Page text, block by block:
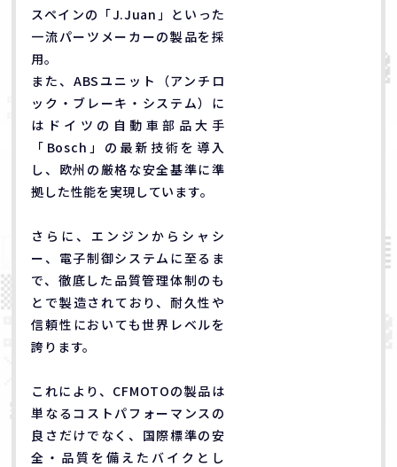
スペインの「J.Juan」といった
一流パーツメーカーの製品を採
用。
また、ABSユニット（アンチロ
ック・ブレーキ・システム）に
はドイツの自動車部品大手
「Bosch」の最新技術を導入
し、欧州の厳格な安全基準に準
拠した性能を実現しています。
さらに、エンジンからシャシ
ー、電子制御システムに至るま
で、徹底した品質管理体制のも
とで製造されており、耐久性や
信頼性においても世界レベルを
誇ります。
これにより、CFMOTOの製品は
単なるコストパフォーマンスの
良さだけでなく、国際標準の安
全・品質を備えたバイクとし